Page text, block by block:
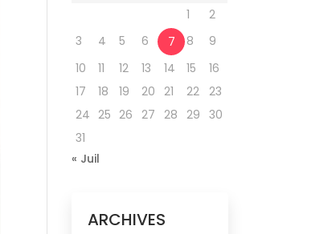
1
2
3
4 5 6 7 8
9
10
11 12 13 14 15
16
17
18 19 20 21 22
23
24 25 26 27 28 29
30
31
« Juil
ARCHIVES